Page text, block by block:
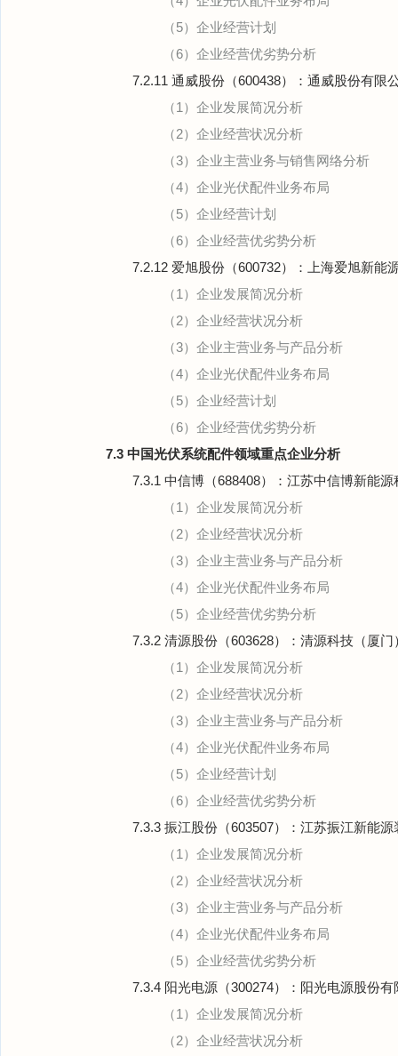
（5）企业经营计划
（6）企业经营优劣势分析
7.2.11 通威股份（600438）：通威股份有限
（1）企业发展简况分析
（2）企业经营状况分析
（3）企业主营业务与销售网络分析
（4）企业光伏配件业务布局
（5）企业经营计划
（6）企业经营优劣势分析
7.2.12 爱旭股份（600732）：上海爱旭新能
（1）企业发展简况分析
（2）企业经营状况分析
（3）企业主营业务与产品分析
（4）企业光伏配件业务布局
（5）企业经营计划
（6）企业经营优劣势分析
7.3 中国光伏系统配件领域重点企业分析
7.3.1 中信博（688408）：江苏中信博新能
（1）企业发展简况分析
（2）企业经营状况分析
（3）企业主营业务与产品分析
（4）企业光伏配件业务布局
（5）企业经营优劣势分析
7.3.2 清源股份（603628）：清源科技（厦
（1）企业发展简况分析
（2）企业经营状况分析
（3）企业主营业务与产品分析
（4）企业光伏配件业务布局
（5）企业经营计划
（6）企业经营优劣势分析
7.3.3 振江股份（603507）：江苏振江新能
（1）企业发展简况分析
（2）企业经营状况分析
（3）企业主营业务与产品分析
（4）企业光伏配件业务布局
（5）企业经营优劣势分析
7.3.4 阳光电源（300274）：阳光电源股份有
（1）企业发展简况分析
（2）企业经营状况分析